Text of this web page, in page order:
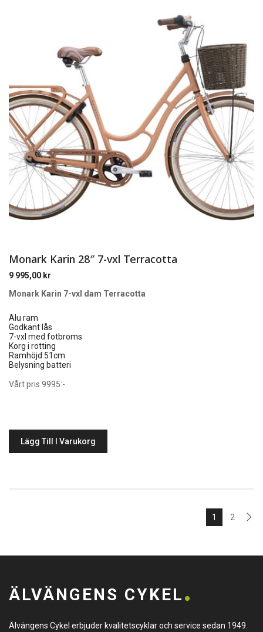
Monark Karin 28″ 7-vxl Terracotta
9 995,00 kr
Monark Karin 7-vxl dam Terracotta
Alu ram
Godkänt lås
7-vxl med fotbroms
Korg i rotting
Ramhöjd 51cm
Belysning batteri
Vårt pris 9995:-
Lägg Till I Varukorg
1 2
ÄLVÄNGENS CYKEL
Älvängens Cykel erbjuder kvalitetscyklar och service sedan 1949.